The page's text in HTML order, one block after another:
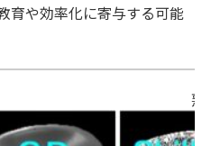
育や効率化に寄与する可能
熟